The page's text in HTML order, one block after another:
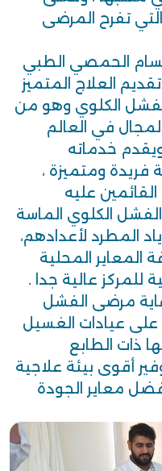
تفرح المرضى
بسام الحمصي الطبي
العلاج المتميز
الكلوي وهو من
في العالم
خدماته
فريدة ومتميزة ،
عليه
الكلوي الماسة
المطرد لأعدادهم،
المعاير المحلية
للمركز عالية جدا .
مرضى الفشل
على عيادات الغسيل
ذات الطابع
أقوى بيئة علاجية
معاير الجودة